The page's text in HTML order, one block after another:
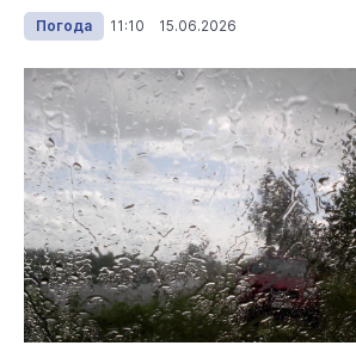
Погода 11:10 15.06.2026